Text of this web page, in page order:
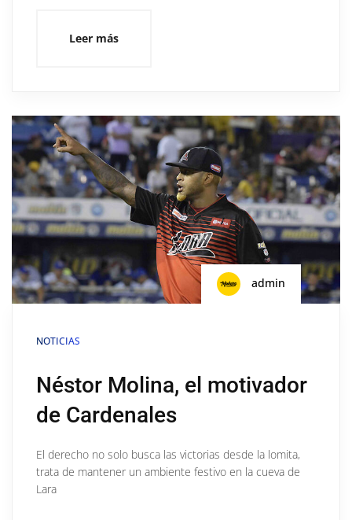
Leer más
admin
NOTICIAS
Néstor Molina, el motivador
de Cardenales
El derecho no solo busca las victorias desde la lomita,
trata de mantener un ambiente festivo en la cueva de
Lara